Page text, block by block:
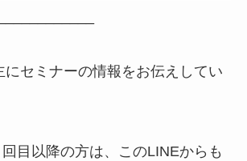
にセミナーの情報をお伝えしてい
目以降の方は、このLINEからも